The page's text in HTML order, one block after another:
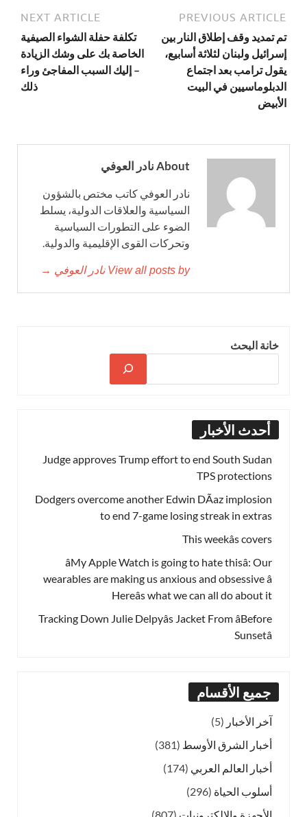
PREVIOUS ARTICLE
تم تمديد وقف إطلاق النار بين
إسرائيل ولبنان لثلاثة أسابيع،
يقول ترامب بعد اجتماع
الدبلوماسيين في البيت
الأبيض
NEXT ARTICLE
تكلفة حفلة الشواء الصيفية
الخاصة بك على وشك الزيادة
– إليك السبب المفاجئ وراء
ذلك
About نادر العوفي
نادر العوفي كاتب مختص بالشؤون
السياسية والعلاقات الدولية، يسلط
الضوء على التطورات السياسية
وتحركات القوى الإقليمية والدولية.
View all posts by نادر العوفي →
خانة البحث
أحدث الأخبار
Judge approves Trump effort to end South Sudan
TPS protections
Dodgers overcome another Edwin DÃ­az implosion
to end 7-game losing streak in extras
This weekâs covers
âMy Apple Watch is going to hate thisâ: Our
wearables are making us anxious and obsessive â
Hereâs what we can all do about it
Tracking Down Julie Delpyâs Jacket From âBefore
Sunsetâ
جميع الأقسام
آخر الأخبار (5)
أخبار الشرق الأوسط (381)
أخبار العالم العربي (174)
أسلوب الحياة (296)